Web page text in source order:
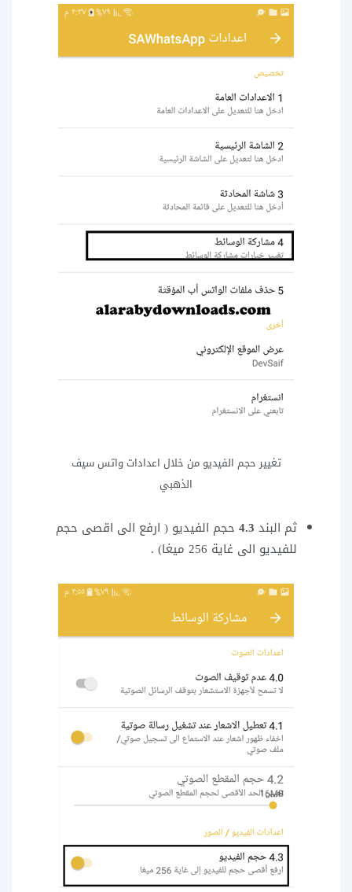
تغيير حجم الفيديو من خلال اعدادات واتس سيف
الذهبي
ثم البند 4.3 حجم الفيديو ( ارفع الى اقصى حجم
للفيديو الى غاية 256 ميغا) .